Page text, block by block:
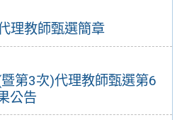
理教師甄選簡章
第3次)代理教師甄選第6
公告